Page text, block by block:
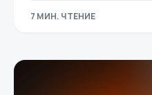
7 МИН. ЧТЕНИЕ